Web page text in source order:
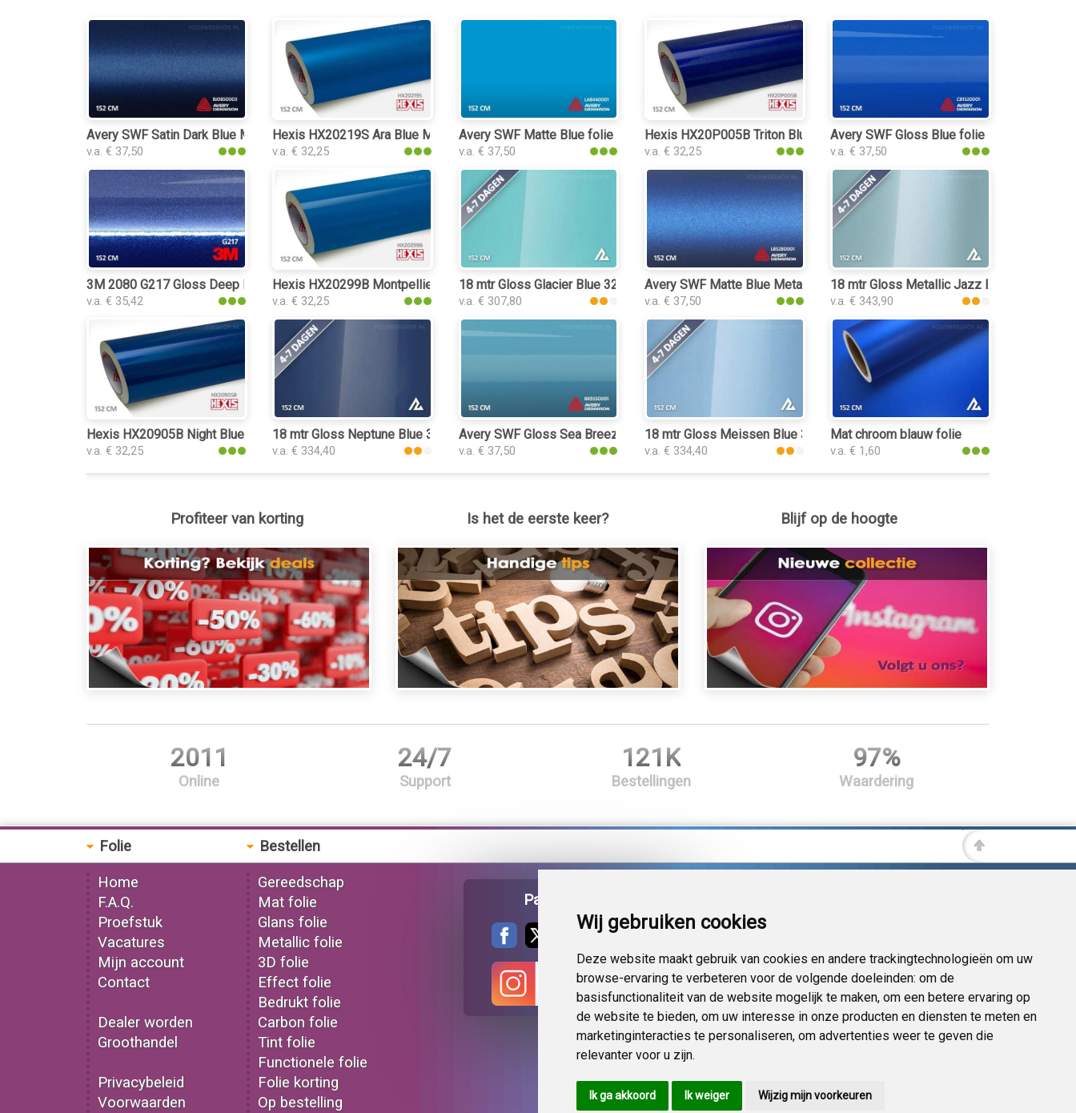
Wij gebruiken cookies
Deze website maakt gebruik van cookies en andere trackingtechnologieën om uw
browse-ervaring te verbeteren voor de volgende doeleinden: om de
basisfunctionaliteit van de website mogelijk te maken, om een betere ervaring op
de website te bieden, om uw interesse in onze producten en diensten te meten en
marketinginteracties te personaliseren, om advertenties weer te geven die
relevanter voor u zijn.
Ik ga akkoord Ik weiger Wijzig mijn voorkeuren
Avery SWF Satin Dark Blue Metallic folie
v.a. € 37,50
Hexis HX20219S Ara Blue Metallic Satin folie
v.a. € 32,25
Avery SWF Matte Blue folie
v.a. € 37,50
Hexis HX20P005B Triton Blue Gloss folie
v.a. € 32,25
Avery SWF Gloss Blue folie
v.a. € 37,50
3M 2080 G217 Gloss Deep Blue Metallic folie
v.a. € 35,42
Hexis HX20299B Montpellier Blue Gloss folie
v.a. € 32,25
18 mtr Gloss Glacier Blue 3253 folie
v.a. € 307,80
Avery SWF Matte Blue Metallic folie
v.a. € 37,50
18 mtr Gloss Metallic Jazz Blue 3027 folie
v.a. € 343,90
Hexis HX20905B Night Blue Metal Gloss folie
v.a. € 32,25
18 mtr Gloss Neptune Blue 3216 folie
v.a. € 334,40
Avery SWF Gloss Sea Breeze Blue folie
v.a. € 37,50
18 mtr Gloss Meissen Blue 3219 folie
v.a. € 334,40
Mat chroom blauw folie
v.a. € 1,60
Profiteer van korting Is het de eerste keer? Blijf op de hoogte
2011
Online
24/7
Support
121K
Bestellingen
97%
Waardering
Folie
Home
F.A.Q.
Proefstuk
Vacatures
Mijn account
Contact
Dealer worden
Groothandel
Privacybeleid
Voorwaarden
Bestellen
Gereedschap
Mat folie
Glans folie
Metallic folie
3D folie
Effect folie
Bedrukt folie
Carbon folie
Tint folie
Functionele folie
Folie korting
Op bestelling
Pagina delen